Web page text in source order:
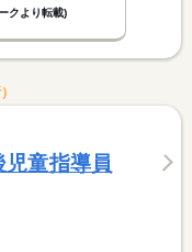
クより転載)
童指導員